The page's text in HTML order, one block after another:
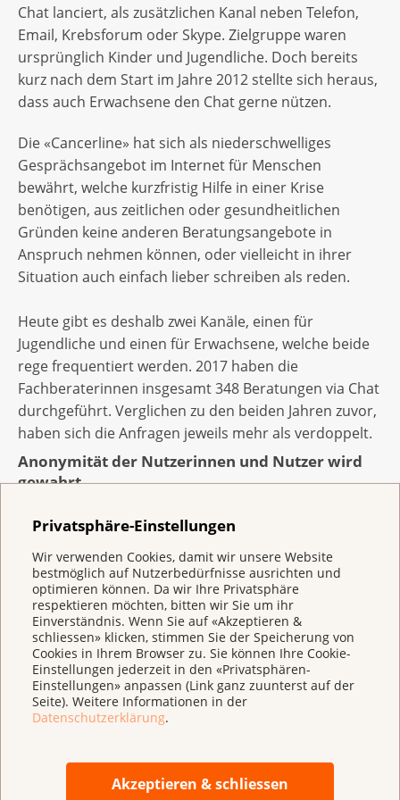
Privatsphäre-Einstellungen
Wir verwenden Cookies, damit wir unsere Website
bestmöglich auf Nutzerbedürfnisse ausrichten und
optimieren können. Da wir Ihre Privatsphäre
respektieren möchten, bitten wir Sie um ihr
Einverständnis. Wenn Sie auf «Akzeptieren &
schliessen» klicken, stimmen Sie der Speicherung von
Cookies in Ihrem Browser zu. Sie können Ihre Cookie-
Einstellungen jederzeit in den «Privatsphären-
Einstellungen» anpassen (Link ganz zuunterst auf der
Seite). Weitere Informationen in der
Datenschutzerklärung.
Akzeptieren & schliessen
Chat lanciert, als zusätzlichen Kanal neben Telefon,
Email, Krebsforum oder Skype. Zielgruppe waren
ursprünglich Kinder und Jugendliche. Doch bereits
kurz nach dem Start im Jahre 2012 stellte sich heraus,
dass auch Erwachsene den Chat gerne nützen.
Die «Cancerline» hat sich als niederschwelliges
Gesprächsangebot im Internet für Menschen
bewährt, welche kurzfristig Hilfe in einer Krise
benötigen, aus zeitlichen oder gesundheitlichen
Gründen keine anderen Beratungsangebote in
Anspruch nehmen können, oder vielleicht in ihrer
Situation auch einfach lieber schreiben als reden.
Heute gibt es deshalb zwei Kanäle, einen für
Jugendliche und einen für Erwachsene, welche beide
rege frequentiert werden. 2017 haben die
Fachberaterinnen insgesamt 348 Beratungen via Chat
durchgeführt. Verglichen zu den beiden Jahren zuvor,
haben sich die Anfragen jeweils mehr als verdoppelt.
Anonymität der Nutzerinnen und Nutzer wird
gewahrt
Da sich die Gespräche oft um sensible und
vertrauliche Aspekte drehen, werden Chatprotokolle
nach Beendigung des Gesprächs ohne persönliche
Daten und Internet-IP, einzig zur internen
Qualitätssicherung abgelegt. Alle Daten werden
verschlüsselt via HTTPS-Protokoll übertragen. So wird
die Privatsphäre der Nutzerinnen und Nutzer
gewahrt. Im Gegensatz zu anderen Chat-Anbietern ist
für die «Cancerline» auch keine Emailadresse zur
Registrierung notwendig. Ein Nickname genügt, um
können.